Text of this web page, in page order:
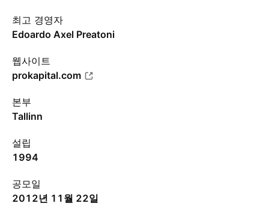
최고 경영자
Edoardo Axel Preatoni
웹사이트
prokapital.com
본부
Tallinn
설립
1994
공모일
2012년 11월 22일